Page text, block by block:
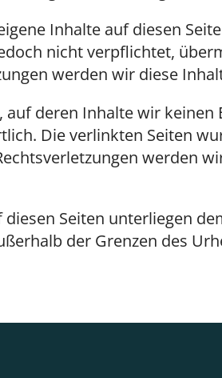
Inhalte auf diesen
nicht verpflichtet,
werden wir diese
deren Inhalte wir keinen
Die verlinkten Seiten
werden
Seiten unterliegen
der Grenzen des